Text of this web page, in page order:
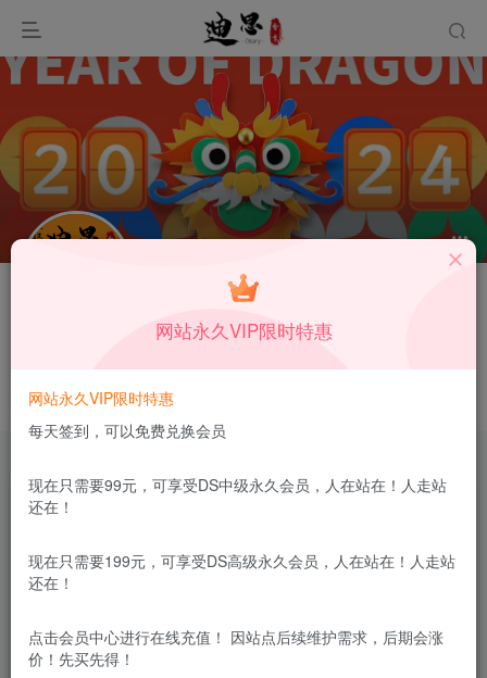
这家伙很懒，什么都没有写...
文章 0
发布 0 排序
网站永久VIP限时特惠
网站永久VIP限时特惠
每天签到，可以免费兑换会员
现在只需要99元，可享受DS中级永久会员，人在站在！人走站
还在！
现在只需要199元，可享受DS高级永久会员，人在站在！人走站
还在！
点击会员中心进行在线充值！ 因站点后续维护需求，后期会涨
价！先买先得！